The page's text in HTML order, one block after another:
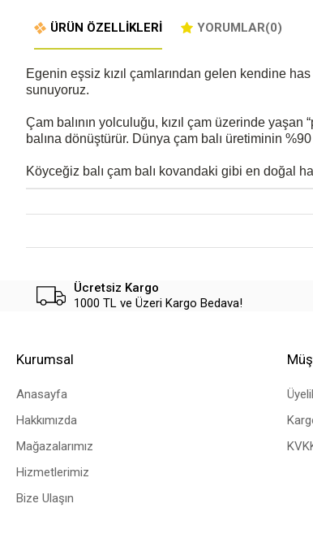
ÜRÜN ÖZELLIKLERI YORUMLAR(0)
Egenin eşsiz kızıl çamlarından gelen kendine
sunuyoruz.
Çam balının yolculuğu, kızıl çam üzerinde yaşan
balına dönüştürür. Dünya çam balı üretiminin
Köyceğiz balı çam balı kovandaki gibi en doğal
Ücretsiz Kargo
1000 TL ve Üzeri Kargo Bedava!
Kurumsal
Anasayfa
Hakkımızda
Mağazalarımız
Hizmetlerimiz
Bize Ulaşın